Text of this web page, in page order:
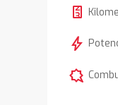
bolt
comic_bubble